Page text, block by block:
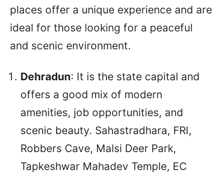
places offer a unique experience and are
ideal for those looking for a peaceful
and scenic environment.
Dehradun: It is the state capital and
offers a good mix of modern
amenities, job opportunities, and
scenic beauty. Sahastradhara, FRI,
Robbers Cave, Malsi Deer Park,
Tapkeshwar Mahadev Temple, EC